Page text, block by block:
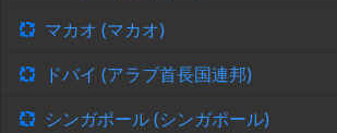
マカオ (マカオ)
ドバイ (アラブ首長国連邦)
シンガポール (シンガポール)